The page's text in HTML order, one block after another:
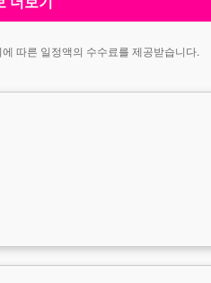
따른 일정액의 수수료를 제공받습니다.